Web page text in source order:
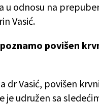
u odnosu na
Vasić.
povišen
dr Vasić, povišen
je udružen sa